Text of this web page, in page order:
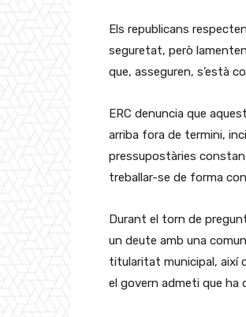
Els republicans
seguretat, però
que, asseguren, s’està
ERC denuncia que
arriba fora de termini,
pressupostàries
treballar-se de forma
Durant el torn de
un deute amb una
titularitat municipal, així
el govern admeti que ha